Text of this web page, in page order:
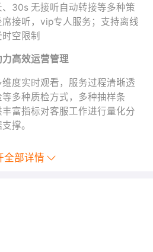
30s 无接听自动转接等多种策
接听，vip专人服务；支持离线
空限制
高效运营管理
度实时观看，服务过程清晰透
多种质检方式，多种抽样条
富指标对客服工作进行量化分
撑。
提供一套高性能，高可用，稳
可以通过简单的API对接引入丰
需要了解通信技术和部署复杂
全部详情